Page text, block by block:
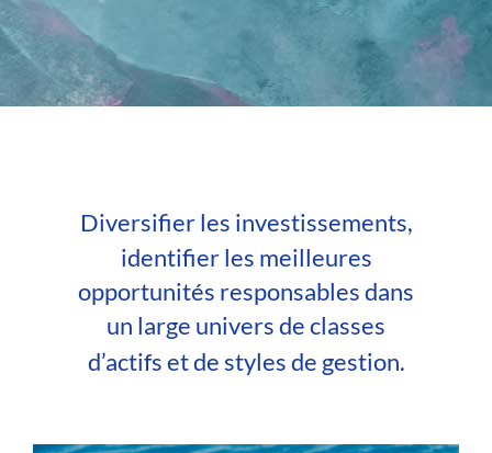
Diversifier les investissements,
identifier les meilleures
opportunités responsables dans
un large univers de classes
d’actifs et de styles de gestion.